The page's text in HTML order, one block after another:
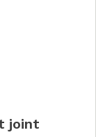
joint